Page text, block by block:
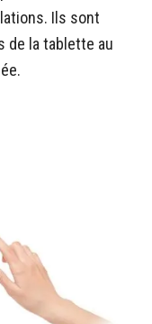
Ils sont
de la tablette au